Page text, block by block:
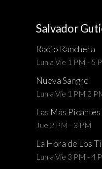
Salvador
Radio Ranchera
Lun a Vie 1 PM - 5
Nueva Sangre
Lun a Vie 1 PM 2
Las Más Picantes
Jue 2 PM - 3 PM
La Hora de Los
Lun a Vie 3 PM - 4